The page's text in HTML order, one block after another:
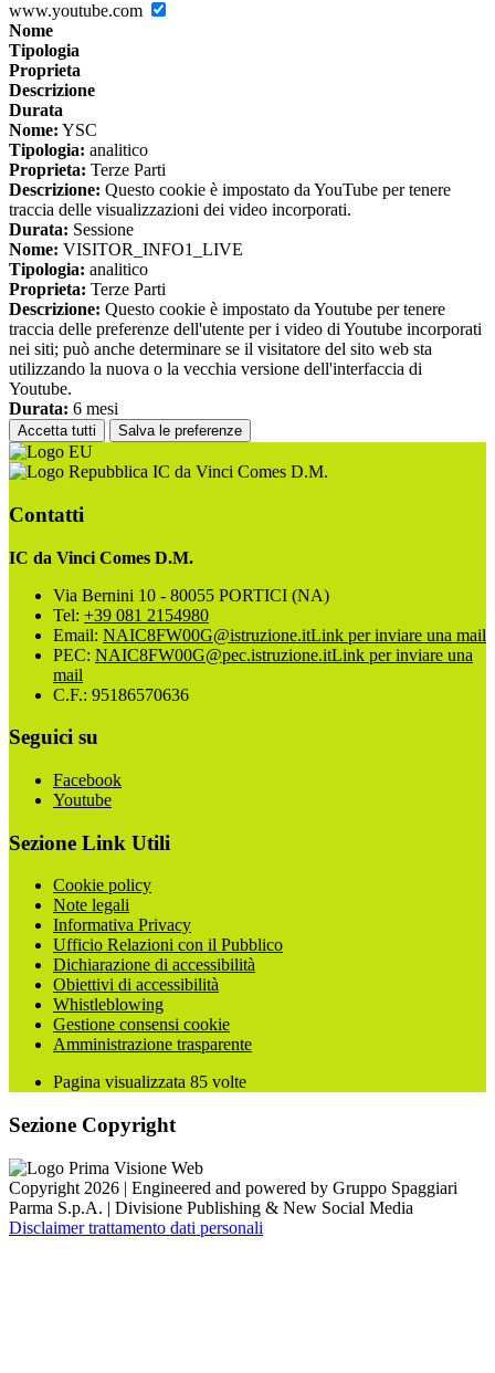
www.youtube.com
Nome
Tipologia
Proprieta
Descrizione
Durata
Nome: YSC
Tipologia: analitico
Proprieta: Terze Parti
Descrizione: Questo cookie è impostato da YouTube per tenere
traccia delle visualizzazioni dei video incorporati.
Durata: Sessione
Nome: VISITOR_INFO1_LIVE
Tipologia: analitico
Proprieta: Terze Parti
Descrizione: Questo cookie è impostato da Youtube per tenere
traccia delle preferenze dell'utente per i video di Youtube incorporati
nei siti; può anche determinare se il visitatore del sito web sta
utilizzando la nuova o la vecchia versione dell'interfaccia di
Youtube.
Durata: 6 mesi
Accetta tutti Salva le preferenze
IC da Vinci Comes D.M.
Contatti
IC da Vinci Comes D.M.
Via Bernini 10 - 80055 PORTICI (NA)
Tel: +39 081 2154980
Email: NAIC8FW00G@istruzione.itLink per inviare una mail
PEC: NAIC8FW00G@pec.istruzione.itLink per inviare una
mail
C.F.: 95186570636
Seguici su
Facebook
Youtube
Sezione Link Utili
Cookie policy
Note legali
Informativa Privacy
Ufficio Relazioni con il Pubblico
Dichiarazione di accessibilità
Obiettivi di accessibilità
Whistleblowing
Gestione consensi cookie
Amministrazione trasparente
Pagina visualizzata 85 volte
Sezione Copyright
Copyright 2026 | Engineered and powered by Gruppo Spaggiari
Parma S.p.A. | Divisione Publishing & New Social Media
Disclaimer trattamento dati personali